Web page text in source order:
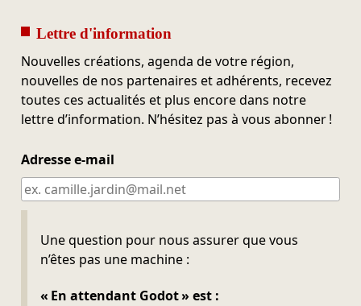
Lettre d'information
Nouvelles créations, agenda de votre région,
nouvelles de nos partenaires et adhérents, recevez
toutes ces actualités et plus encore dans notre
lettre d’information. N’hésitez pas à vous abonner !
Adresse e-mail
Une question pour nous assurer que vous
n’êtes pas une machine :
« En attendant Godot » est :
Ne pas remplir